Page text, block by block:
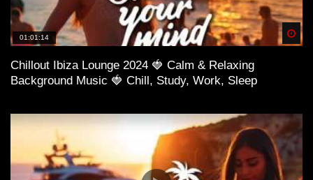
01:01:14
Chillout Ibiza Lounge 2024 🍓 Calm & Relaxing
Background Music 🍓 Chill, Study, Work, Sleep